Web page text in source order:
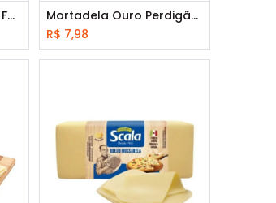
Mortadela Tradicional Fatiada Perdigão 180 g
Mortadela Ouro Perdigão Fatiada 180 g
R$ 7,98